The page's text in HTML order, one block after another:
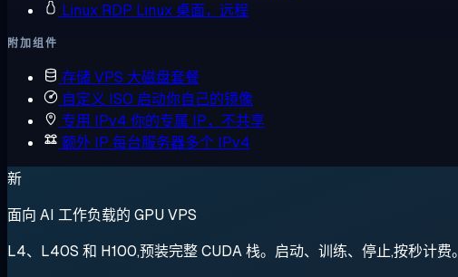
Linux RDP Linux 桌面，远程
附加组件
存储 VPS 大磁盘套餐
自定义 ISO 启动你自己的镜像
专用 IPv4 你的专属 IP，不共享
额外 IP 每台服务器多个 IPv4
新
面向 AI 工作负载的 GPU VPS
L4、L40S 和 H100,预装完整 CUDA 栈。启动、训练、停止,按秒计费。